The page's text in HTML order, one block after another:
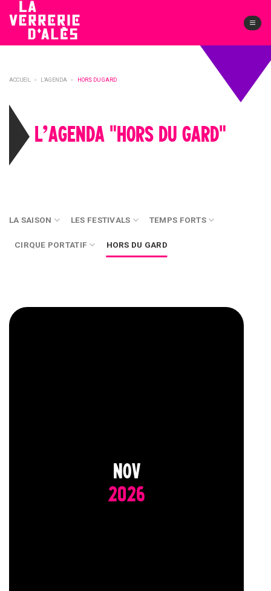
content
ACCUEIL > L’AGENDA > HORS DU GARD
L’AGENDA "HORS DU GARD"
LA SAISON LES FESTIVALS TEMPS FORTS
CIRQUE PORTATIF HORS DU GARD
NOV
2026